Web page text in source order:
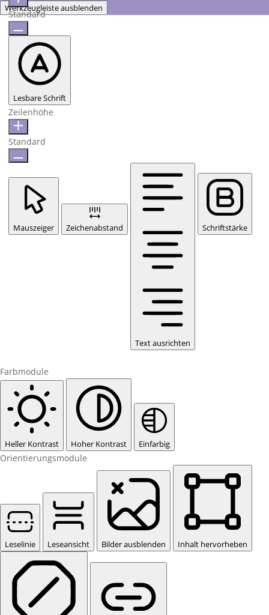
Werkzeugleiste ausblenden
Standard
Lesbare Schrift
Zeilenhöhe
Standard
Mauszeiger Zeichenabstand
Text ausrichten
Schriftstärke
Farbmodule
Heller Kontrast Hoher Kontrast Einfarbig
Orientierungsmodule
Leselinie Leseansicht Bilder ausblenden Inhalt hervorheben